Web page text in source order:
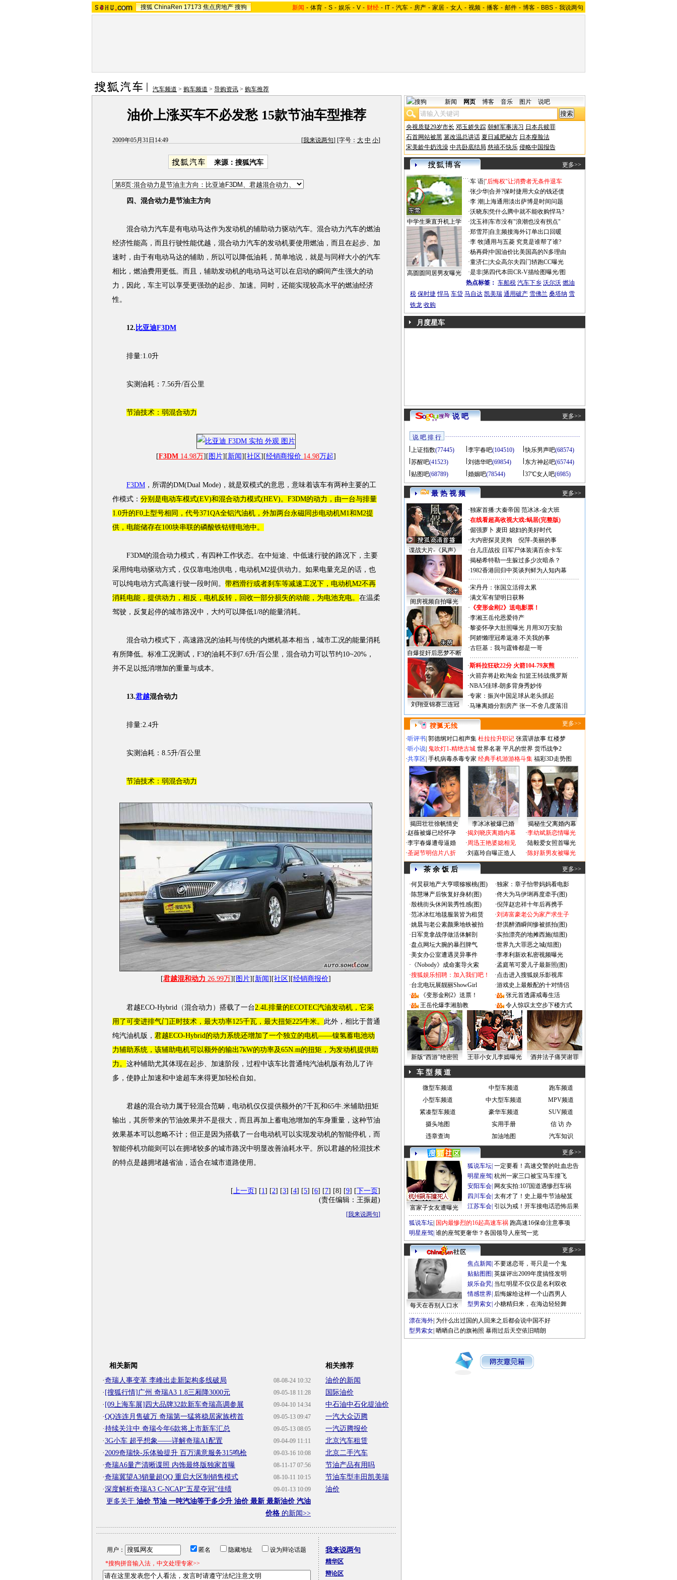
搜狐 ChinaRen 17173 焦点房地产 搜狗 新闻 - 体育 - S - 娱乐 - V - 财经 - IT - 汽车 - 房产 - 家居 - 女人 - 视频 - 播客 - 邮件 - 博客 - BBS - 我说两句
汽车频道 > 购车频道 > 导购资讯 > 购车推荐
油价上涨买车不必发愁 15款节油车型推荐
2009年05月31日14:49 [我来说两句] [字号： 大 中 小]
来源： 搜狐汽车
四、混合动力是节油主方向
混合动力汽车是有电动马达作为发动机的辅助动力驱动汽车。混合动力汽车的燃油
经济性能高，而且行驶性能优越，混合动力汽车的发动机要使用燃油，而且在起步、加
速时，由于有电动马达的辅助，所以可以降低油耗，简单地说，就是与同样大小的汽车
相比，燃油费用更低。而且，辅助发动机的电动马达可以在启动的瞬间产生强大的动
力，因此，车主可以享受更强劲的起步、加速。同时，还能实现较高水平的燃油经济
性。
12. 比亚迪F3DM
排量:1.0升
实测油耗：7.56升/百公里
节油技术：弱混合动力
[F3DM14.98万][ 图片][新闻][社区][经销商报价 14.98万起]
F3DM ，所谓的DM(Dual Mode)，就是双模式的意思，意味着该车有两种主要的工
作模式： 分别是电动车模式(EV)和混合动力模式(HEV)。 F3DM的动力，由一台与排量
1.0升的F0上型号相同，代号371QA全铝汽油机，外加两台永磁同步电动机M1和M2提
供，电能储存在100块串联的磷酸铁钴锂电池中。
F3DM的混合动力模式，有四种工作状态。在中短途、中低速行驶的路况下，主要
采用纯电动驱动方式，仅仅靠电池供电，电动机M2提供动力。如果电量充足的话，也
可以纯电动方式高速行驶一段时间。 带档滑行或者刹车等减速工况下，电动机M2不再
消耗电能，提供动力，相反，电机反转，回收一部分损失的动能，为电池充电。 在温柔
驾驶，反复起停的城市路况中，大约可以降低1/8的能量消耗。
混合动力模式下，高速路况的油耗与传统的内燃机基本相当，城市工况的能量消耗
有所降低。标准工况测试，F3的油耗不到7.6升/百公里，混合动力可以节约10~20%，
并不足以抵消增加的重量与成本。
13.君越混合动力
排量:2.4升
实测油耗：8.5升/百公里
节油技术：弱混合动力
[君越混和动力 26.99万][ 图片][新闻][社区][经销商报价]
君越ECO-Hybrid（混合动力）搭载了一台2.4L排量的ECOTEC汽油发动机 ，它采
用了可变进排气门正时技术，最大功率125千瓦，最大扭矩225牛米。 此外，相比于普通
纯汽油机版， 君越ECO-Hybrid的动力系统还增加了一个独立的电机——镍氢蓄电池动
力辅助系统，该辅助电机可以额外的输出7kW的功率及65N.m的扭矩，为发动机提供助
力。 这种辅助尤其体现在起步、加速阶段，过程中该车比普通纯汽油机版有劲儿了许
多，使静止加速和中途超车来得更加轻松自如。
君越的混合动力属于轻混合范畴，电动机仅仅提供额外的7千瓦和65牛.米辅助扭矩
输出，其所带来的节油效果并不是很大，而且再加上蓄电池增加的车身重量，这种节油
效果基本可以忽略不计；但正是因为搭载了一台电动机可以实现发动机的智能停机，而
智能停机功能则可以在拥堵较多的城市路况中明显改善油耗水平。所以君越的轻混技术
的特点是越拥堵越省油，适合在城市道路使用。
[上一页] [1] [2] [3] [4] [5] [6] [7] [8] [9] [下一页]
(责任编辑：王振超)
[我来说两句]
相关新闻
08-08-24 10:32
·奇瑞人事变革 李峰出走新架构多线破局
09-05-18 11:28
· [搜狐行情]广州 奇瑞A3 1.8三厢降3000元
09-04-10 14:34
· [09上海车展]四大品牌32款新车奇瑞高调参展
09-05-13 09:47
·QQ连连月售破万 奇瑞第一猛将稳居家族榜首
09-05-13 08:05
·持续关注中 奇瑞今年6款将上市新车汇总
09-04-09 11:11
·3G小车 超乎想象——详解奇瑞A1配置
09-03-16 10:08
·2009奇瑞快-乐体验提升 百万满意服务315鸣枪
08-11-17 07:56
·奇瑞A6量产清晰谍照 内饰最终版独家首曝
08-10-11 10:15
·奇瑞冀望A3销量超QQ 重启大区制销售模式
09-01-13 10:09
·深度解析奇瑞A3 C-NCAP“五星夺冠”佳绩
更多关于 油价 节油 一吨汽油等于多少升 油价 最新 最新油价 汽油
价格 的新闻>>
相关推荐
油价的新闻
国际油价
中石油中石化提油价
一汽大众迈腾
一汽迈腾报价
北京汽车租赁
北京二手汽车
节油产品有用吗
节油车型丰田凯美瑞
油价
用户： 匿名 隐藏地址
设为辩论话题
*搜狗拼音输入法，中文处理专家>>
我来说两句
精华区
辩论区
新闻 网页 博客 音乐 图片 说吧
央视质疑29岁市长 邓玉娇失踪 朝鲜军事演习 日本兵赎罪
石首网站被黑 篡改温总讲话 夏日减肥秘方 日本瘦脸法
宋美龄牛奶洗澡 中共卧底结局 慈禧不快乐 侵略中国报告
更多>>
中学生乘直升机上学
高圆圆同居男友曝光
·车 语|"后悔权"让消费者无条件退车
·张少华|合并?保时捷用大众的钱还债
·李 潮 上海通用淡出萨博是时间问题
·沃晓东|凭什么腾中就不能收购悍马?
·沈玉祥|车市没有"浪潮也没有拐点"
·郑雪芹| 自主频接海外订单出口回暖
·李 牧|通用与五菱 究竟是谁帮了谁?
·杨再舜|中国油价比美国高的N多理由
·童济仁|大众高尔夫四门轿跑CC曝光
·是非|第四代本田CR-V描绘图曝光/图
热点标签： 车船税 汽车下乡 沃尔沃 燃油
税 保时捷 悍马 车贷 马自达 凯美瑞 通用破产 雪佛兰 桑塔纳 雪
铁龙 收购
月度星车
说 吧 更多>>
说 吧 排 行
上证指数(77445) 李宇春吧(104510) 快乐男声吧(68574)
苏醒吧(41523) 刘德华吧(69854) 东方神起吧(65744)
贴图吧(68789) 婚姻吧(78544) 37℃女人吧(6985)
最 热 视 频 更多>>
谍战大片-《风声》
闺房视频自拍曝光
自爆捉奸后恶梦不断
·独家首播:大秦帝国 范冰冰-金大班
·在线看超高收视大戏:蜗居(完整版)
·倔强萝卜 麦田 媳妇的美好时代
·大内密探灵灵狗
倪萍-美丽的事
·台儿庄战役 日军尸体装满百余卡车
·揭秘希特勒一生躲过多少次暗杀？
·1982香港回归中英谈判鲜为人知内幕
·宋丹丹：张国立活得太累
·满文军有望明日获释
· 《变形金刚2》送电影票！
·李湘王岳伦恩爱待产
·黎姿怀孕大肚照曝光 月用30万安胎
·阿娇懒理冠希返港:不关我的事
·古巨基：我与霆锋都是一哥
刘翔亚锦赛三连冠
·斯科拉狂砍22分 火箭104-79灰熊
·火箭弃将赴欧淘金 扣篮王转战俄罗斯
·NBA5佳球-朗多背身秀妙传
·专家：振兴中国足球从老头抓起
·马琳离婚分割房产 张一不舍几度落泪
更多>>
·听评书 郭德纲对口相声集 杜拉拉升职记 张震讲故事 红楼梦
·听小说 鬼吹灯1-精绝古城 世界名著 平凡的世界 货币战争2
·共享区 手机病毒杀毒专家 经典手机游游格斗集 福彩3D走势图
揭田壮壮徐帆情史 李冰冰被爆已婚
揭秘生父离婚内幕
·赵薇被爆已经怀孕
·李宇春爆遭母逼婚
·圣诞节明信片八折
·揭刘晓庆离婚内幕
·周迅王艳婆媳相见
·刘嘉玲自曝正造人
·李幼斌新恋情曝光
·陆毅爱女照首曝光
·陈好新男友被曝光
茶 余 饭 后 更多>>
·何炅获地产大亨喂猕猴桃(图) ·独家：章子怡带妈妈看电影
·陈慧琳产后恢复好身材(图) ·佟大为马伊琍再度牵手(图)
·殷桃街头休闲装秀性感(图) ·倪萍赵忠祥十年后再携手
·范冰冰红地毯服装皆为租赁 ·刘涛富豪老公为家产求生子
·姚晨与老公素颜乘地铁被拍 ·舒淇醉酒瞬间惨被抓拍(图)
· 日军竟拿战俘做活体解剖 ·实拍漂亮的地摊西施(组图)
·盘点网坛大腕的暴烈脾气 ·世界九大罪恶之城(组图)
·美女办公室遭遇灵异事件 ·李孝利新欢私密视频曝光
· 《Nobody》成命案导火索 ·孟庭苇可爱儿子最新照(图)
·搜狐娱乐招聘：加入我们吧！ ·点击进入搜狐娱乐影视库
·台北电玩展靓丽ShowGirl ·游戏史上最般配的十对情侣
·
《变形金刚2》送票！ ·
张元首透露戒毒生活
·
王岳伦爆李湘胎教 · 令人惊叹太空步下楼方式
新版“西游”绝密照 王菲小女儿李嫣曝光 酒井法子痛哭谢罪
车 型 频 道
微型车频道 中型车频道
跑车频道
小型车频道
中大型车频道
MPV频道
紧凑型车频道
豪华车频道
SUV频道
摄头地图
实用手册
信 访 办
违章查询
加油地图 汽车知识
更多>>
富家子女友遭曝光
狐说车坛 一定要看！高速交警的吐血忠告
明星座驾 杭州一家三口被宝马车撞飞
安阳车会 网友实拍:107国道遇惨烈车祸
四川车会 太有才了！史上最牛节油秘笈
江苏车会 引以为戒！开车接电话恐怖后果
狐说车坛 国内最惨烈的16起高速车祸 跑高速16保命注意事项
明星座驾 谁的座驾更奢华？各国领导人座驾一览
更多>>
每天在吞别人口水
焦点新闻 不要迷恋哥，哥只是一个鬼
贴贴图图 英媒评出2009年度搞怪发明
娱乐旮旯 当红明星不仅仅是名利双收
情感世界 后悔嫁给这样一个山西男人
型男索女 小糖精归来，在海边轻轻舞
漂在海外 为什么出过国的人回来之后都会说中国不好
型男索女 晒晒自己的旗袍照 暴雨过后天空依旧晴朗